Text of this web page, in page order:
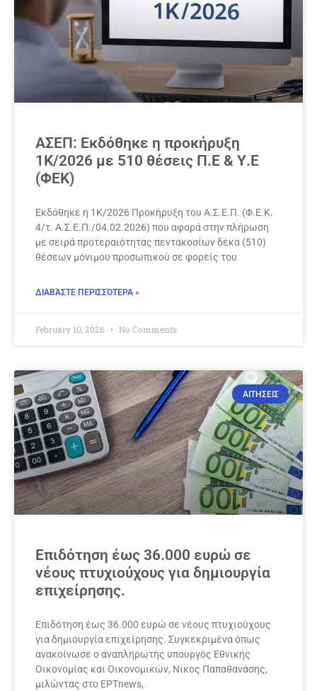
ΑΣΕΠ: Εκδόθηκε η προκήρυξη
1Κ/2026 με 510 θέσεις Π.Ε & Υ.Ε
(ΦΕΚ)
Εκδόθηκε η 1Κ/2026 Προκήρυξη του Α.Σ.Ε.Π. (Φ.Ε.Κ.
4/τ. Α.Σ.Ε.Π./04.02.2026) που αφορά στην πλήρωση
με σειρά προτεραιότητας πεντακοσίων δέκα (510)
θέσεων μόνιμου προσωπικού σε φορείς του
ΔΙΑΒΆΣΤΕ ΠΕΡΙΣΣΌΤΕΡΑ »
February 10, 2026 No Comments
ΑΙΤΗΣΕΙΣ
Επιδότηση έως 36.000 ευρώ σε
νέους πτυχιούχους για δημιουργία
επιχείρησης.
Επιδότηση έως 36.000 ευρώ σε νέους πτυχιούχους
για δημιουργία επιχείρησης. Συγκεκριμένα όπως
ανακοίνωσε ο αναπληρωτής υπουργός Εθνικής
Οικονομίας και Οικονομικών, Νίκος Παπαθανάσης,
μιλώντας στο ΕΡΤnews,